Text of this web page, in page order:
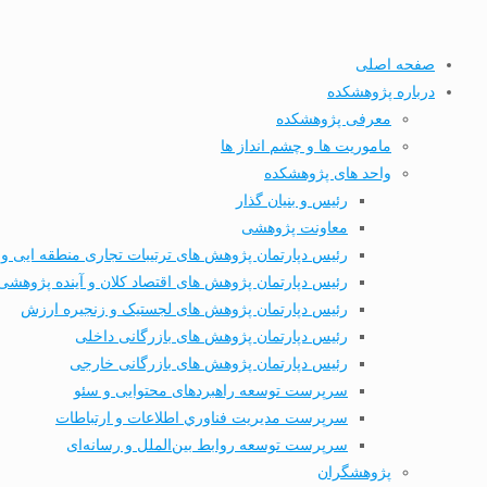
صفحه اصلی
درباره پژوهشکده
معرفی پژوهشکده
ماموریت ها و چشم انداز ها
واحد های پژوهشکده
رئیس و بنیان گذار
معاونت پژوهشی
رئیس دپارتمان پژوهش های ترتیبات تجاری منطقه ایی و
رئیس دپارتمان پژوهش های اقتصاد کلان و آینده
رئیس دپارتمان پژوهش های لجستیک و زنجیره ارزش
رئیس دپارتمان پژوهش های بازرگانی داخلی
رئیس دپارتمان پژوهش های بازرگانی خارجی
سرپرست توسعه راهبردهای محتوایی و سئو
سرپرست مديریت فناوري اطلاعات و ارتباطات
سرپرست توسعه روابط بین‌الملل و رسانه‌ای
پژوهشگران